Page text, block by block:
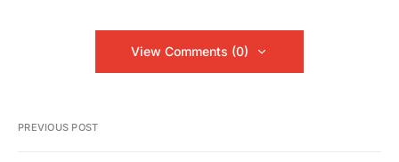
View Comments (0)
PREVIOUS POST